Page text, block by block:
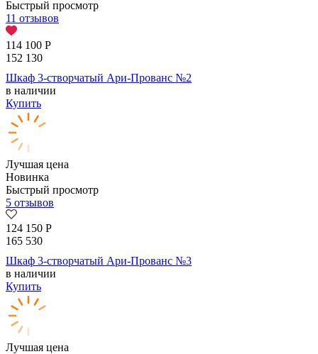
Быстрый просмотр
11 отзывов
114 100 Р
152 130
Шкаф 3-створчатый Ари-Прованс №2
в наличии
Купить
Лучшая цена
Новинка
Быстрый просмотр
5 отзывов
124 150 Р
165 530
Шкаф 3-створчатый Ари-Прованс №3
в наличии
Купить
Лучшая цена